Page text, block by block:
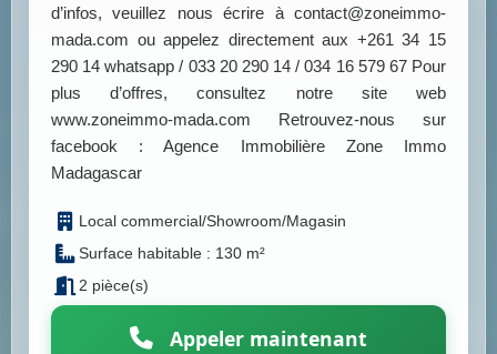
d’infos, veuillez nous écrire à contact@zoneimmo-
mada.com ou appelez directement aux +261 34 15
290 14 whatsapp / 033 20 290 14 / 034 16 579 67 Pour
plus d’offres, consultez notre site web
www.zoneimmo-mada.com Retrouvez-nous sur
facebook : Agence Immobilière Zone Immo
Madagascar
Local commercial/Showroom/Magasin
Surface habitable : 130 m²
2 pièce(s)
Appeler maintenant